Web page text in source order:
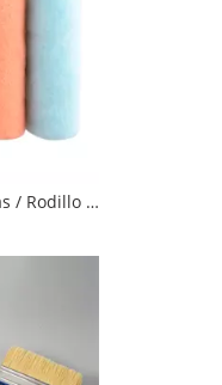
Poliéster de 10 pulgadas / Rodillo de pintura colorido químico